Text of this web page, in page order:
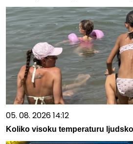
05. 08. 2026 14:12
Koliko visoku temperaturu